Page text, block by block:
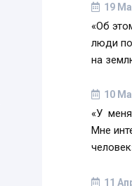
19
«Об
люди
на
10
«У
Мне
11